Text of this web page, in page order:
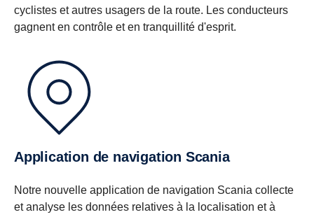
cyclistes et autres usagers de la route. Les conducteurs
gagnent en contrôle et en tranquillité d'esprit.
Application de navigation Scania
Notre nouvelle application de navigation Scania collecte
et analyse les données relatives à la localisation et à